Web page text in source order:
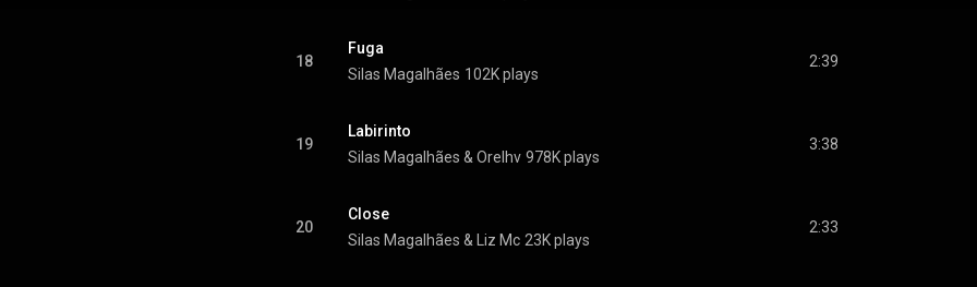
18
Fuga
Silas Magalhães 102K plays
2:39
19
Labirinto
Silas Magalhães & Orelhv 978K plays
3:38
20
Close
Silas Magalhães & Liz Mc 23K plays
2:33